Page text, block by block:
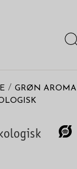
/ GRØN AROMA